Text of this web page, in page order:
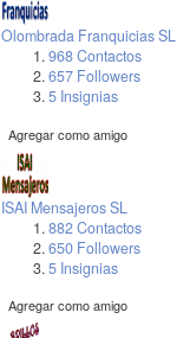
Olombrada Franquicias SL
968 Contactos
657 Followers
5 Insignias
Agregar como amigo
ISAI Mensajeros SL
882 Contactos
650 Followers
5 Insignias
Agregar como amigo